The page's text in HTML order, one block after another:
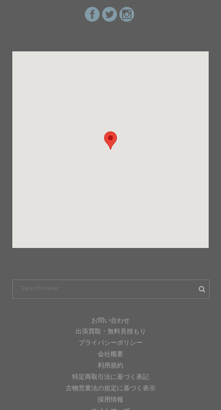
お問い合わせ
出張買取・無料見積もり
プライバシーポリシー
会社概要
利用規約
特定商取引法に基づく表記
古物営業法の規定に基づく表示
採用情報